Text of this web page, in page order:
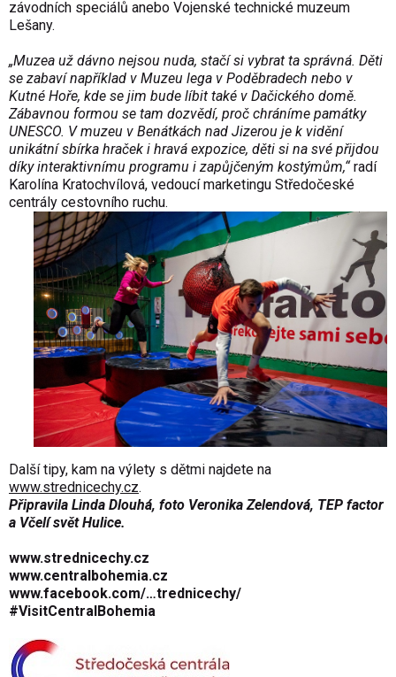
závodních speciálů anebo Vojenské technické muzeum
Lešany.
„Muzea už dávno nejsou nuda, stačí si vybrat ta správná. Děti
se zabaví například v Muzeu lega v Poděbradech nebo v
Kutné Hoře, kde se jim bude líbit také v Dačického domě.
Zábavnou formou se tam dozvědí, proč chráníme památky
UNESCO. V muzeu v Benátkách nad Jizerou je k vidění
unikátní sbírka hraček i hravá expozice, děti si na své přijdou
díky interaktivnímu programu i zapůjčeným kostýmům,“radí
Karolína Kratochvílová, vedoucí marketingu Středočeské
centrály cestovního ruchu.
Další tipy, kam na výlety s dětmi najdete na
www.strednicechy.cz.
Připravila Linda Dlouhá, foto Veronika Zelendová, TEP factor
a Včelí svět Hulice.
www.strednicechy.cz
www.centralbohemia.cz
www.facebook.com/…trednicechy/
#VisitCentral­Bohemia